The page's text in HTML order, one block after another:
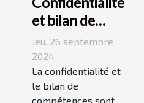
et bilan de
compétences :
ce que vous
devez savoir
Jeu. 26 septembre
2024
La confidentialité et
le bilan de
compétences sont